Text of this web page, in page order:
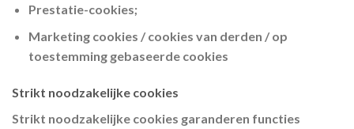
Prestatie-cookies;
Marketing cookies / cookies van derden / op
toestemming gebaseerde cookies
Strikt noodzakelijke cookies
Strikt noodzakelijke cookies garanderen functies